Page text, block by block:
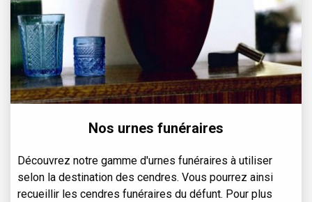
Nos urnes funéraires
Découvrez notre gamme d'urnes funéraires à utiliser
selon la destination des cendres. Vous pourrez ainsi
recueillir les cendres funéraires du défunt. Pour plus